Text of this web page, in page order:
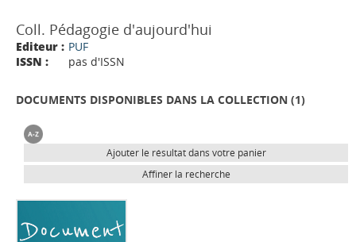
Coll. Pédagogie d'aujourd'hui
Editeur : PUF
ISSN :
pas d'ISSN
DOCUMENTS DISPONIBLES DANS LA COLLECTION (1)
Ajouter le résultat dans votre panier
Affiner la recherche